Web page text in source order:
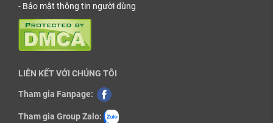
- Bảo mật thông tin người dùng
LIÊN KẾT VỚI CHÚNG TÔI
Tham gia Fanpage:
Tham gia Group Zalo: